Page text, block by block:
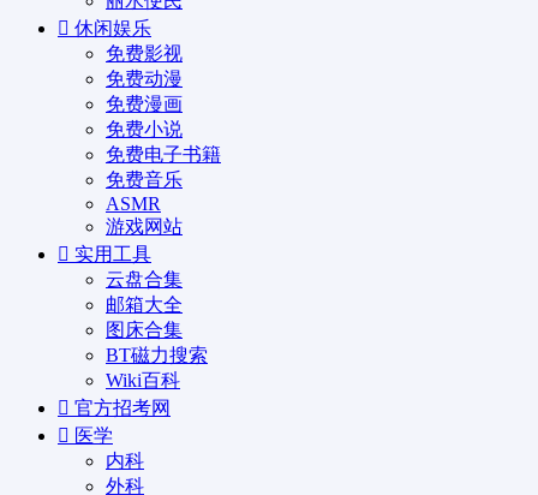
休闲娱乐
免费影视
免费动漫
免费漫画
免费小说
免费电子书籍
免费音乐
ASMR
游戏网站
实用工具
云盘合集
邮箱大全
图床合集
BT磁力搜索
Wiki百科
官方招考网
医学
内科
外科